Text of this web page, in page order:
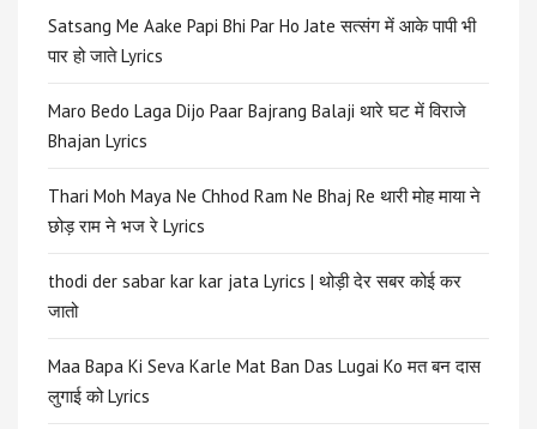
Satsang Me Aake Papi Bhi Par Ho Jate सत्संग में आके पापी भी
पार हो जाते Lyrics
Maro Bedo Laga Dijo Paar Bajrang Balaji थारे घट में विराजे
Bhajan Lyrics
Thari Moh Maya Ne Chhod Ram Ne Bhaj Re थारी मोह माया ने
छोड़ राम ने भज रे Lyrics
thodi der sabar kar kar jata Lyrics | थोड़ी देर सबर कोई कर
जातो
Maa Bapa Ki Seva Karle Mat Ban Das Lugai Ko मत बन दास
लुगाई को Lyrics